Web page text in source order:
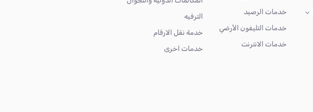
خدمات الرصيد
خدمات التليفون الأرضي
خدمات الانترنت
الترفيه
خدمة نقل الارقام
خدمات اخرى